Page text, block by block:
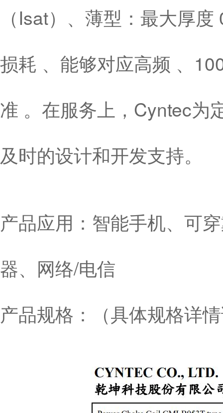
（Isat）、薄型：最大厚
损耗 、能够对应高频 、
准 。在服务上，Cyntec为
及时的设计和开发支持。
产品应用：智能手机、可
器、网络/电信
产品规格：（具体规格详